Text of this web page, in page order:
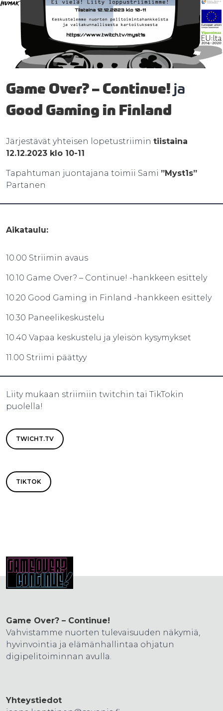
Game Over? – Continue! ja
Good Gaming in Finland
Järjestävät yhteisen lopetustriimin tiistaina
12.12.2023 klo 10-11
Tapahtuman juontajana toimii Sami ”Myst1s”
Partanen
Aikataulu:
10.00 Striimin avaus
10.10 Game Over? – Continue! -hankkeen esittely
10.20 Good Gaming in Finland -hankkeen esittely
10.30 Paneelikeskustelu
10.40 Vapaa keskustelu ja yleisön kysymykset
11.00 Striimi päättyy
Liity mukaan striimiin twitchin tai TikTokin
puolella!
TWICHT.TV
TIKTOK
Game Over? – Continue!
Vahvistamme nuorten tulevaisuuden näkymiä,
hyvinvointia ja elämänhallintaa ohjatun
digipelitoiminnan avulla.
Yhteystiedot